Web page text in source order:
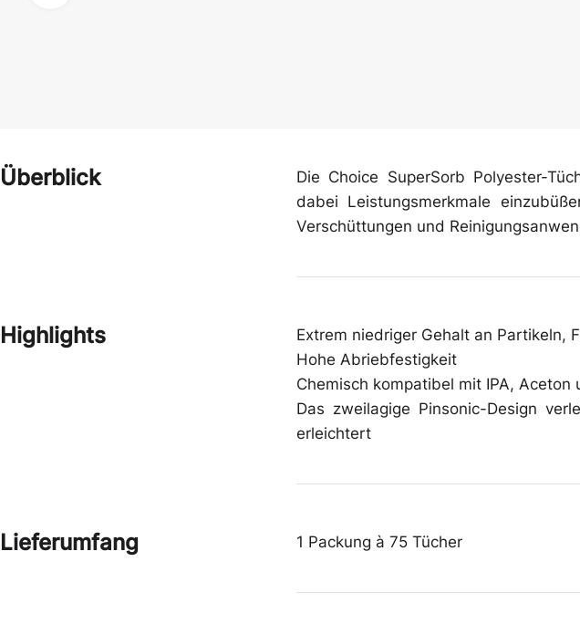
Überschuhe
Bekleidung
Überblick
Die Choice SuperSorb Polyester-
dabei Leistungsmerkmale
Verschüttungen und
Highlights
Extrem niedriger Gehalt an Partikeln,
Hohe Abriebfestigkeit
Chemisch kompatibel mit IPA,
Das zweilagige Pinsonic-Design
erleichtert
Lieferumfang 1 Packung à 75 Tücher